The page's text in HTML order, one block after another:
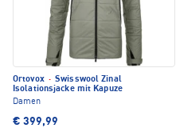
Ortovox · Swisswool Zinal
Isolationsjacke mit Kapuze
Damen
€ 399,99